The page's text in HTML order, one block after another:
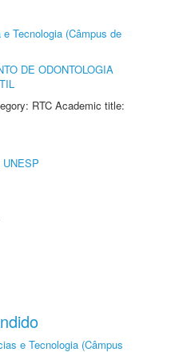
Tecnologia (Câmpus de
DE ODONTOLOGIA
RTC Academic title:
e Tecnologia (Câmpus